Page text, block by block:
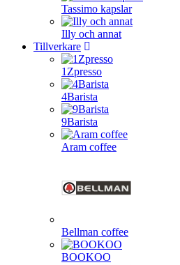
Tassimo kapslar
Illy och annat
Tillverkare
1Zpresso
4Barista
9Barista
Aram coffee
Bellman coffee
BOOKOO